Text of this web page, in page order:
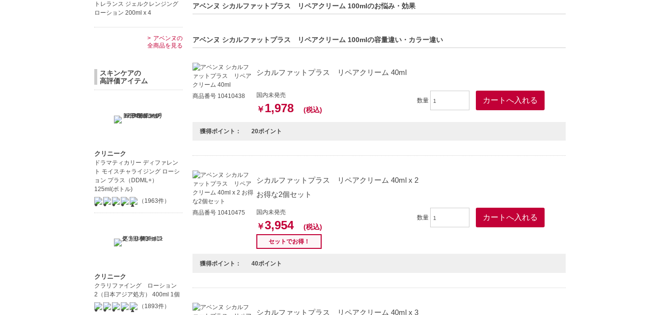
敏感肌でお悩みの方
乾燥が気になる方
アベンヌ シカルファットプラス リペアクリーム 100mlのお悩み・効果
アベンヌ シカルファットプラス リペアクリーム 100mlの容量違い・カラー違い
商品番号 10410438
シカルファットプラス リペアクリーム 40ml
国内未発売
￥ 1,978 (税込)
数量
獲得ポイント： 20ポイント
商品番号 10410475
シカルファットプラス リペアクリーム 40ml x 2
お得な2個セット
国内未発売
￥3,954 (税込)
セットでお得！
数量
獲得ポイント： 40ポイント
シカルファットプラス リペアクリーム 40ml x 3
トレランス ジェルクレンジング
ローション 200ml x 4
アベンヌの
全商品を見る
スキンケアの
高評価アイテム
クリニーク
ドラマティカリー ディファレン
ト モイスチャライジング ローシ
ョン プラス（DDML+）
125ml(ボトル)
（1963件）
クリニーク
クラリファイング ローション
2（日本アジア処方） 400ml 1個
（1893件）